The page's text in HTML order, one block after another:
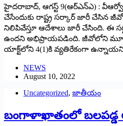
హైదరాబాద్‌, ఆగస్ట్ 9(ఆర్‌ఎన్‌ఎ) :
చేసేందుకు రాష్ట్ర సర్కార్‌ ‌జారీ చేసిన
నిలిపివేస్తూ ఆదేశాలు జారీ చేసింది. ఈ
ఉందని అభిప్రాయపడింది. జీవోలోని
యాక్ట్‌లోని 4(1)కి వ్యతిరేకంగా
NEWS
August 10, 2022
Uncategorized, జాతీయం
బంగాళాఖాతంలో బలపడ్డ